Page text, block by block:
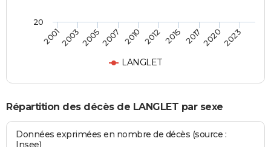
LANGLET
2001200320052007 2010 2012 2015 201720202023
20
Répartition des décès de LANGLET par sexe
Données exprimées en nombre de décès (source :
Insee)